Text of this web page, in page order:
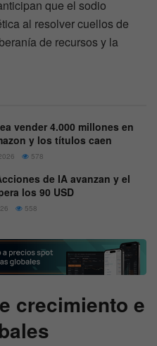
que el sodio
al resolver cuellos de
de recursos y la
vender 4.000 millones en
y los títulos caen
578
de IA avanzan y el
los 90 USD
558
crecimiento e